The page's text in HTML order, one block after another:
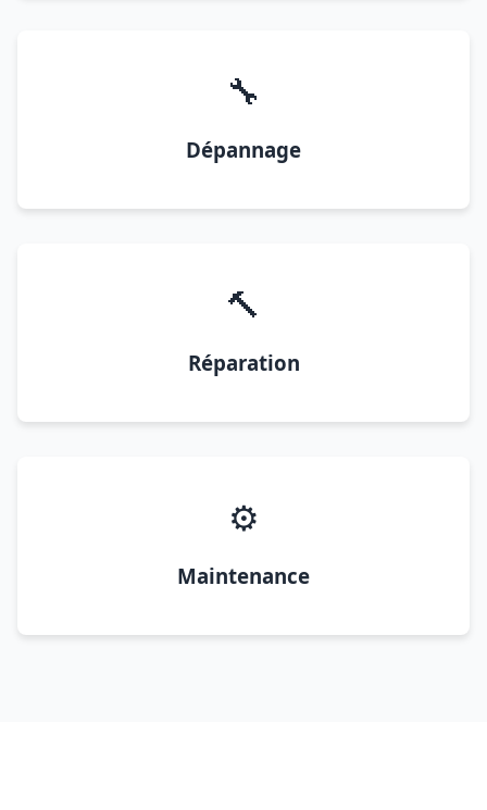
🔧
Dépannage
🔨
Réparation
⚙️
Maintenance